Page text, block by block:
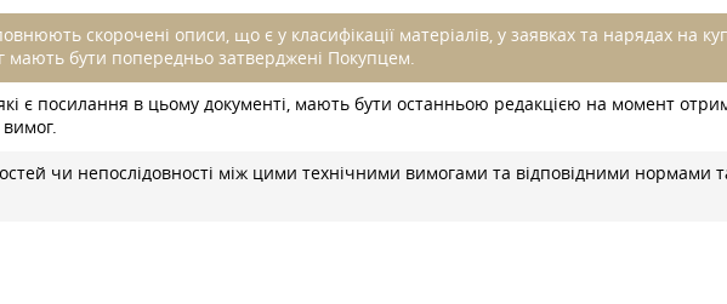
скорочені описи, що є у класифікації матеріалів, у заявках та нарядах на
мають бути попередньо затверджені Покупцем.
є посилання в цьому документі, мають бути останньою редакцією на момент
чи непослідовності між цими технічними вимогами та відповідними нормами